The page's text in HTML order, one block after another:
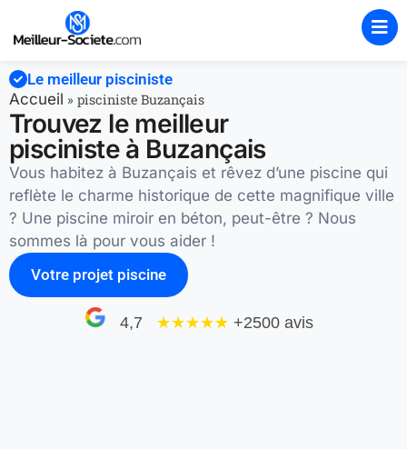
Le meilleur pisciniste
Accueil » pisciniste Buzançais
Trouvez le meilleur
pisciniste à Buzançais
Vous habitez à Buzançais et rêvez d’une piscine qui
reflète le charme historique de cette magnifique ville
? Une piscine miroir en béton, peut-être ? Nous
sommes là pour vous aider !
Votre projet piscine
4,7 ★★★★★ +2500 avis